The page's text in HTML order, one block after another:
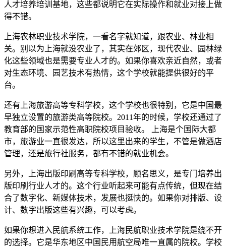
人才培养培训基地，这些都说明它在实际操作和就业对接上做
得不错。
上海农林职业技术学院，一看名字就知道，跟农业、林业相
关。别以为上海就没农业了，其实在郊区，现代农业、园林绿
化这些领域也是需要专业人才的。如果你喜欢亲近自然，或者
对生态环境、园艺技术有热情，这个学校就能提供很好的平
台。
还有上海旅游高等专科学校，这个学校也很特别，它是中国最
早独立设置的旅游类高等院校。2011年的时候，学校还通过了
教育部的国家示范性高职院校项目验收。 上海是个国际大都
市，旅游业一直很发达，所以这里出来的学生，不管是做酒店
管理，还是旅行社服务，都有不错的就业机会。
另外，上海出版印刷高等专科学校，顾名思义，是专门培养出
版印刷行业人才的。这个行业听起来可能有点传统，但现在结
合了数字化、新媒体技术，发展也挺快的。如果你对排版、设
计、数字出版这些有兴趣，可以考虑。
如果你想进入民航系统工作，上海民航职业技术学院是绕不开
的选择。它是华东地区中国民用航空局唯一直属的院校。学校